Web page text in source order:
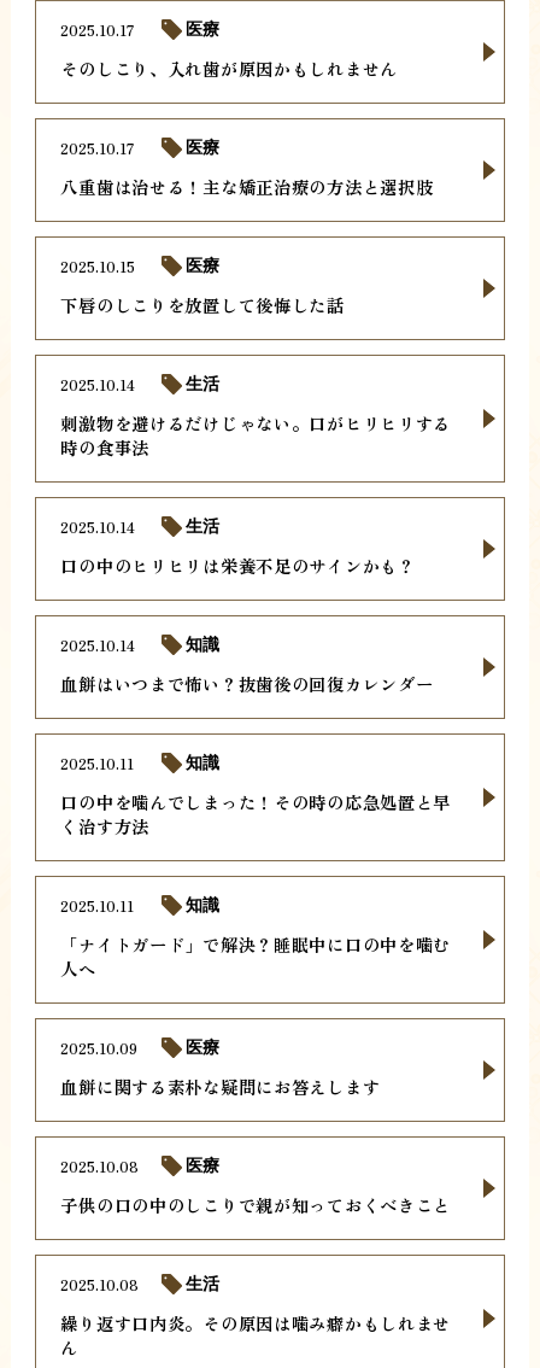
そのしこり、入れ歯が原因かもしれません
2025.10.17 医療
八重歯は治せる！主な矯正治療の方法と選択肢
2025.10.17 医療
下唇のしこりを放置して後悔した話
2025.10.15 医療
刺激物を避けるだけじゃない。口がヒリヒリする
時の食事法
2025.10.14 生活
口の中のヒリヒリは栄養不足のサインかも？
2025.10.14 生活
血餅はいつまで怖い？抜歯後の回復カレンダー
2025.10.14 知識
口の中を噛んでしまった！その時の応急処置と早
く治す方法
2025.10.11 知識
「ナイトガード」で解決？睡眠中に口の中を噛む
人へ
2025.10.11 知識
血餅に関する素朴な疑問にお答えします
2025.10.09 医療
子供の口の中のしこりで親が知っておくべきこと
2025.10.08 医療
繰り返す口内炎。その原因は噛み癖かもしれませ
ん
2025.10.08 生活